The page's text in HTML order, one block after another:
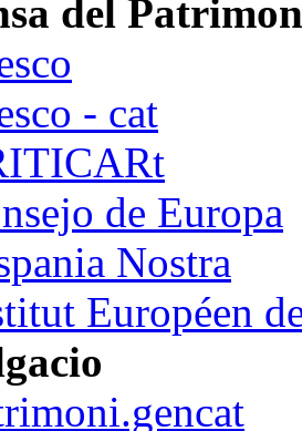
del
- cat
de Europa
Nostra
Européen